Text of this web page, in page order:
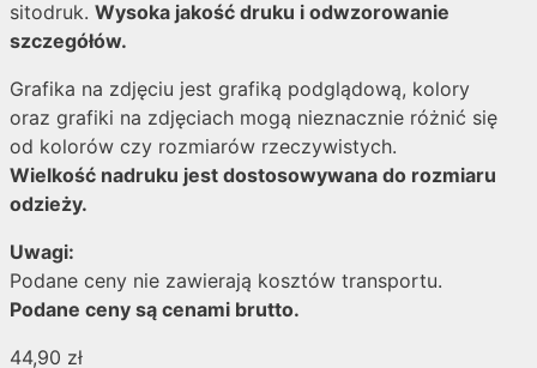
sitodruk. Wysoka jakość druku i odwzorowanie
szczegółów.
Grafika na zdjęciu jest grafiką podglądową, kolory
oraz grafiki na zdjęciach mogą nieznacznie różnić się
od kolorów czy rozmiarów rzeczywistych.
Wielkość nadruku jest dostosowywana do rozmiaru
odzieży.
Uwagi:
Podane ceny nie zawierają kosztów transportu.
Podane ceny są cenami brutto.
44,90 zł